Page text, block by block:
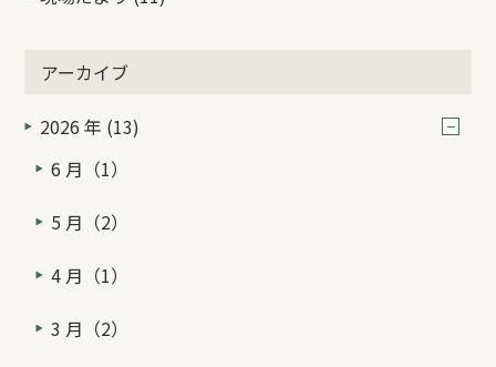
アーカイブ
2026 年 (13)
6 月（1）
5 月（2）
4 月（1）
3 月（2）